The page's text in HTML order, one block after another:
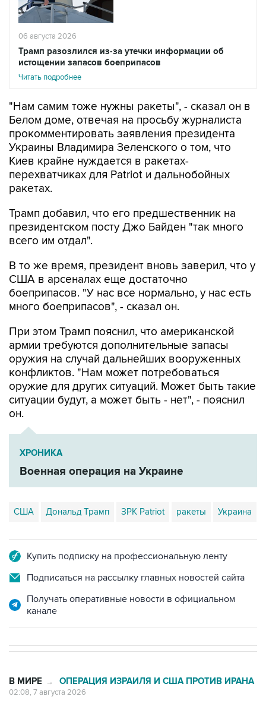
06 августа 2026
Трамп разозлился из-за утечки информации об
истощении запасов боеприпасов
Читать подробнее
"Нам самим тоже нужны ракеты", - сказал он в
Белом доме, отвечая на просьбу журналиста
прокомментировать заявления президента
Украины Владимира Зеленского о том, что
Киев крайне нуждается в ракетах-
перехватчиках для Patriot и дальнобойных
ракетах.
Трамп добавил, что его предшественник на
президентском посту Джо Байден "так много
всего им отдал".
В то же время, президент вновь заверил, что у
США в арсеналах еще достаточно
боеприпасов. "У нас все нормально, у нас есть
много боеприпасов", - сказал он.
При этом Трамп пояснил, что американской
армии требуются дополнительные запасы
оружия на случай дальнейших вооруженных
конфликтов. "Нам может потребоваться
оружие для других ситуаций. Может быть такие
ситуации будут, а может быть - нет", - пояснил
он.
ХРОНИКА
Военная операция на Украине
США Дональд Трамп ЗРК Patriot ракеты Украина
Купить подписку на профессиональную ленту
Подписаться на рассылку главных новостей сайта
Получать оперативные новости в официальном
канале
В МИРЕ → ОПЕРАЦИЯ ИЗРАИЛЯ И США ПРОТИВ ИРАНА
02:08, 7 августа 2026